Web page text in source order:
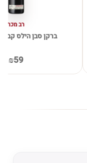
רב מכר
ברקן סבן הילס
₪59